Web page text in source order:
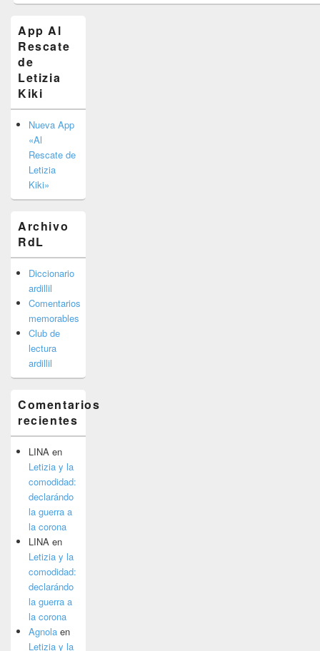
área
de
widget
barra
lateral
primaria
App Al
Rescate
de
Letizia
Kiki
Nueva App
«Al
Rescate de
Letizia
Kiki»
Archivo
RdL
Diccionario
ardillil
Comentarios
memorables
Club de
lectura
ardillil
Comentarios
recientes
LINA en
Letizia y la
comodidad:
declarándo
la guerra a
la corona
LINA en
Letizia y la
comodidad:
declarándo
la guerra a
la corona
Agnola en
Letizia y la